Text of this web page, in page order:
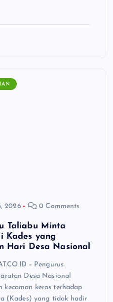
2026 0 Comments
Taliabu Minta
Kades yang
Hari Desa Nasional
– Pengurus
Desa Nasional
kecaman keras terhadap
(Kades) yang tidak hadir